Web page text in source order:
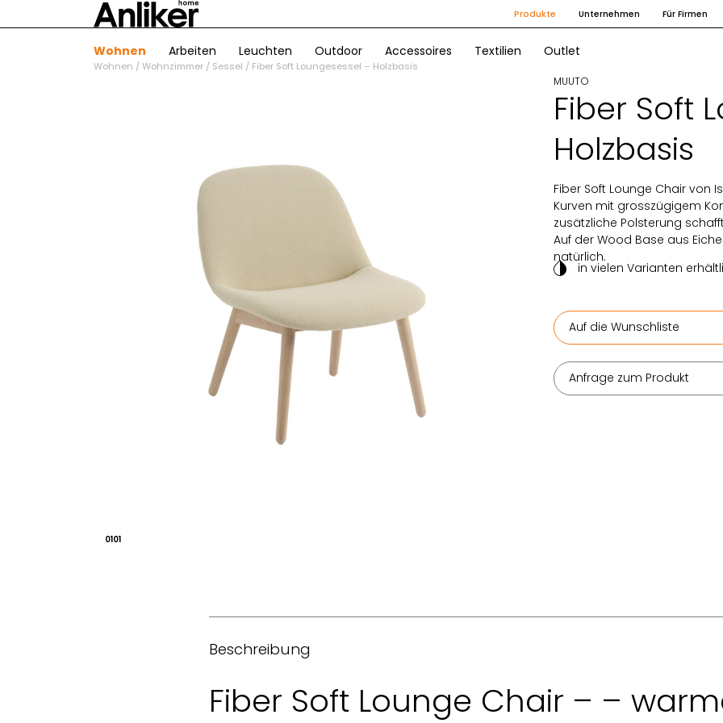
Produkte Unternehmen Für Firmen
Wohnen Arbeiten Leuchten Outdoor Accessoires Textilien Outlet
Wohnen /Wohnzimmer / Sessel / Fiber Soft Loungesessel – Holzbasis
0101
MUUTO
Fiber Soft
Holzbasis
Fiber Soft Lounge Chair von
Kurven mit grosszügigem
zusätzliche Polsterung
Auf der Wood Base aus
natürlich.
in vielen Varianten
Auf die Wunschliste
Anfrage zum Produkt
Beschreibung
Fiber Soft Lounge Chair – –